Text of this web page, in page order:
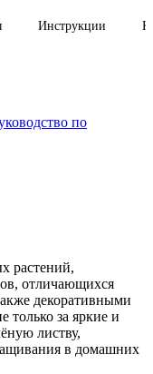
Инструкции
по
растений,
отличающихся
декоративными
только за яркие и
листву,
в домашних